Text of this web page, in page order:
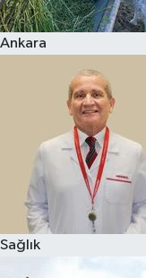
Ankara
Sağlık